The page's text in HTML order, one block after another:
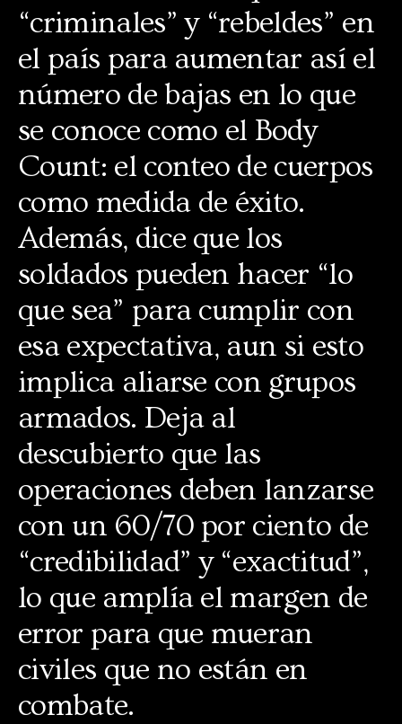
“criminales” y “rebeldes” en
el país para aumentar así el
número de bajas en lo que
se conoce como el Body
Count: el conteo de cuerpos
como medida de éxito.
Además, dice que los
soldados pueden hacer “lo
que sea” para cumplir con
esa expectativa, aun si esto
implica aliarse con grupos
armados. Deja al
descubierto que las
operaciones deben lanzarse
con un 60/70 por ciento de
“credibilidad” y “exactitud”,
lo que amplía el margen de
error para que mueran
civiles que no están en
combate.